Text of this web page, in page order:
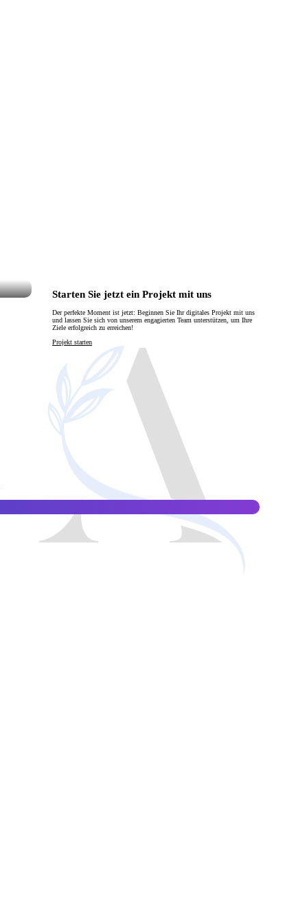
Starten Sie jetzt ein Projekt mit uns
Der perfekte Moment ist jetzt: Beginnen Sie Ihr digitales Projekt mit uns
und lassen Sie sich von unserem engagierten Team unterstützen, um Ihre
Ziele erfolgreich zu erreichen!
Projekt starten